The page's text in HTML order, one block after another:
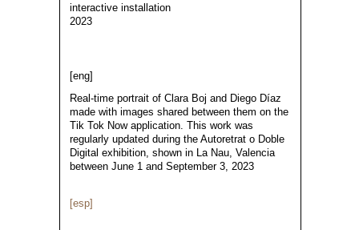
interactive installation
2023
[eng]
Real-time portrait of Clara Boj and Diego Díaz
made with images shared between them on the
Tik Tok Now application. This work was
regularly updated during the Autoretrat o Doble
Digital exhibition, shown in La Nau, Valencia
between June 1 and September 3, 2023
[esp]